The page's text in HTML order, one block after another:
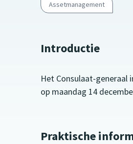
Assetmanagement
Introductie
Het Consulaat-generaal
op maandag 14
Praktische